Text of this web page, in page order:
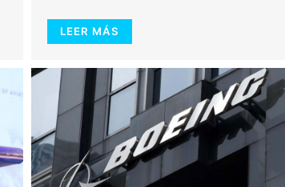
LEER MÁS